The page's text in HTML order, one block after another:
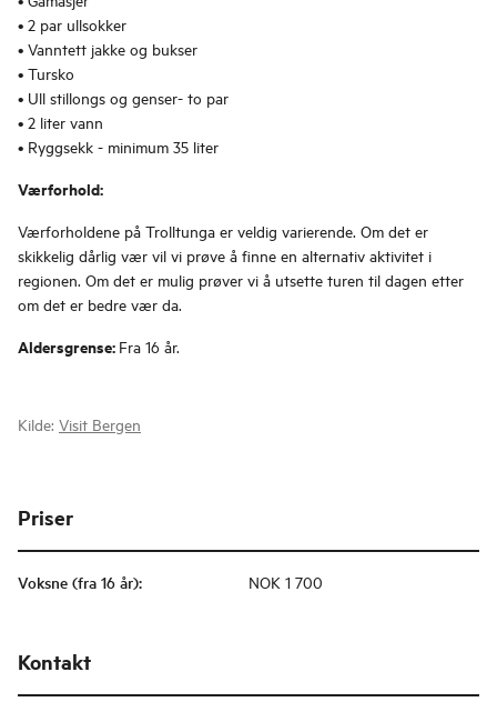
• 2 par ullsokker
• Vanntett jakke og bukser
• Tursko
• Ull stillongs og genser- to par
• 2 liter vann
• Ryggsekk - minimum 35 liter
Værforhold:
Værforholdene på Trolltunga er veldig varierende. Om det er
skikkelig dårlig vær vil vi prøve å finne en alternativ aktivitet i
regionen. Om det er mulig prøver vi å utsette turen til dagen etter
om det er bedre vær da.
Aldersgrense: Fra 16 år.
Kilde: Visit Bergen
Priser
Voksne (fra 16 år): NOK 1 700
Kontakt